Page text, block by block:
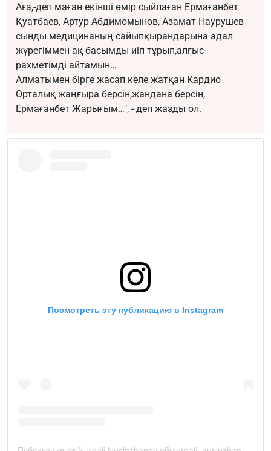
Аға,-деп маған екінші өмір сыйлаған Ермағанбет
Қуатбаев, Артур Абдимомынов, Азамат Наурушев
сынды медицинаның сайыпқырандарына адал
жүрегіммен ақ басымды иіп тұрып,алғыс-
рахметімді айтамын…
Алматымен бірге жасап келе жатқан Кардио
Орталық жаңғыра берсін,жандана берсін,
Ермағанбет Жарығым…", - деп жазды ол.